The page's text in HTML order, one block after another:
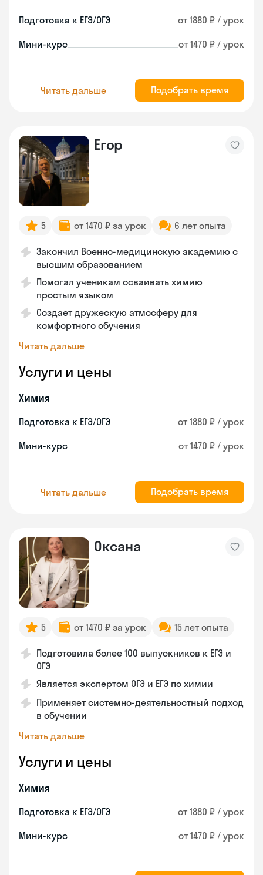
Подготовка к ЕГЭ/ОГЭ от 1880 ₽ / урок
Мини-курс от 1470 ₽ / урок
Читать дальше Подобрать время
Егор
5 от 1470 ₽ за урок 6 лет опыта
Закончил Военно-медицинскую академию с
высшим образованием
Помогал ученикам осваивать химию
простым языком
Создает дружескую атмосферу для
комфортного обучения
Читать дальше
Услуги и цены
Химия
Подготовка к ЕГЭ/ОГЭ от 1880 ₽ / урок
Мини-курс от 1470 ₽ / урок
Читать дальше Подобрать время
Оксана
5 от 1470 ₽ за урок 15 лет опыта
Подготовила более 100 выпускников к ЕГЭ и
ОГЭ
Является экспертом ОГЭ и ЕГЭ по химии
Применяет системно-деятельностный подход
в обучении
Читать дальше
Услуги и цены
Химия
Подготовка к ЕГЭ/ОГЭ от 1880 ₽ / урок
Мини-курс от 1470 ₽ / урок